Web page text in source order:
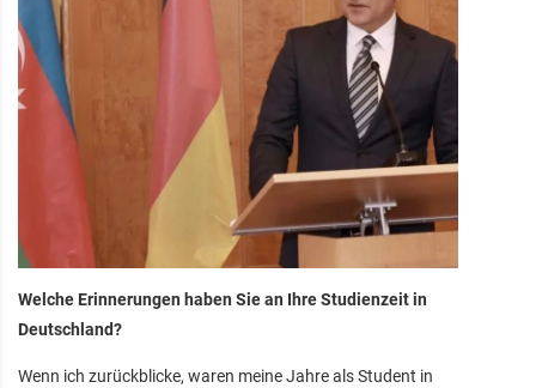
Welche Erinnerungen haben Sie an Ihre Studienzeit in
Deutschland?
Wenn ich zurückblicke, waren meine Jahre als Student in